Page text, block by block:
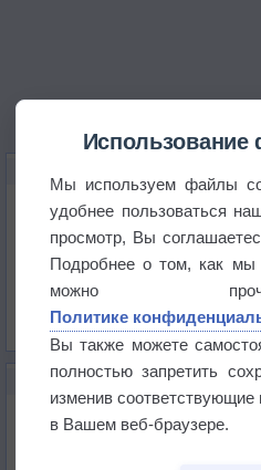
Температура
Давление
Осадки
Облачность
Список всех карт
НОВОЕ О ПОГОДЕ
Космическая
Мы используем файлы
удобнее пользоваться
просмотр, Вы
Подробнее о том, как мы
можно
Политике
Вы также можете
полностью запретить
изменив соответствующие
в Вашем веб-браузере.